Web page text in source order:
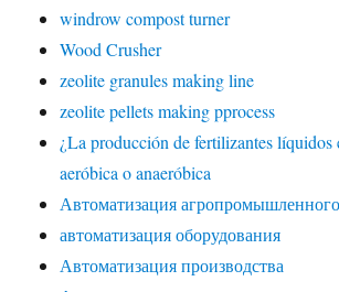
windrow compost turner
Wood Crusher
zeolite granules making line
zeolite pellets making pprocess
¿La producción de fertilizantes líquidos
aeróbica o anaeróbica
Автоматизация
автоматизация оборудования
Автоматизация производства